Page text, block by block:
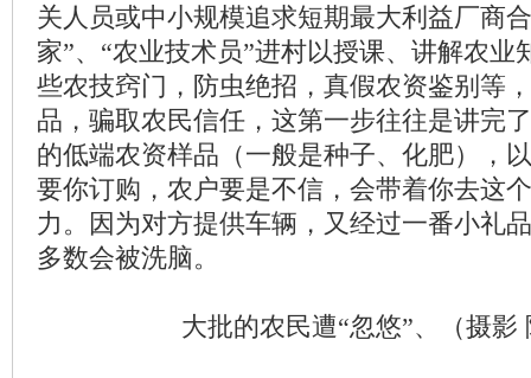
关人员或中小规模追求短期最大利益厂商
家”、“农业技术员”进村以授课、讲解农业
些农技窍门，防虫绝招，真假农资鉴别等
品，骗取农民信任，这第一步往往是讲完
的低端农资样品（一般是种子、化肥），
要你订购，农户要是不信，会带着你去这
力。因为对方提供车辆，又经过一番小礼
多数会被洗脑。
大批的农民遭“忽悠”、（摄影